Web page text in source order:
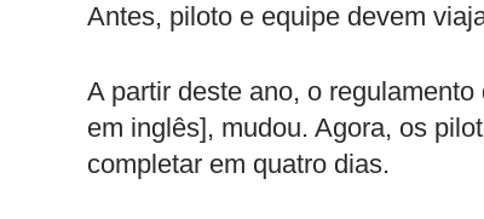
Antes, piloto e equipe devem
A partir deste ano, o
em inglês], mudou. Agora, os
completar em quatro dias.